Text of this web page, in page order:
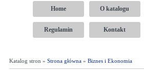
Home O katalogu
Regulamin Kontakt
Katalog stron » Strona główna» Biznes i Ekonomia